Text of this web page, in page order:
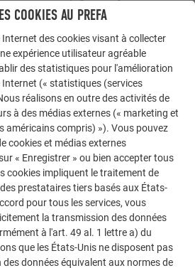
sur les rives
REMARQUE
valeur la plus faible) –
à la surface au sol
au vent
COOKIES AU PREFA
des cookies visant à collecter
expérience utilisateur agréable
des statistiques pour l'amélioration
(« statistiques (services
réalisons en outre des activités de
à des médias externes (« marketing et
américains compris) »). Vous pouvez
cookies et médias externes
« Enregistrer » ou bien accepter tous
cookies impliquent le traitement de
prestataires tiers basés aux États-
pour tous les services, vous
la transmission des données
à l'art. 49 al. 1 lettre a) du
que les États-Unis ne disposent pas
données équivalent aux normes de